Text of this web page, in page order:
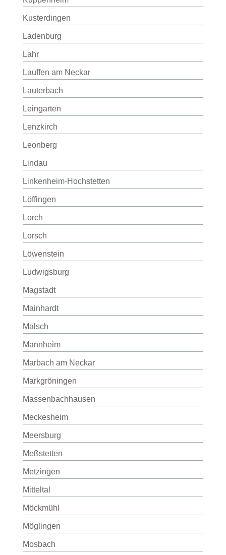
Kusterdingen
Ladenburg
Lahr
Lauffen am Neckar
Lauterbach
Leingarten
Lenzkirch
Leonberg
Lindau
Linkenheim-Hochstetten
Löffingen
Lorch
Lorsch
Löwenstein
Ludwigsburg
Magstadt
Mainhardt
Malsch
Mannheim
Marbach am Neckar
Markgröningen
Massenbachhausen
Meckesheim
Meersburg
Meßstetten
Metzingen
Mitteltal
Möckmühl
Möglingen
Mosbach